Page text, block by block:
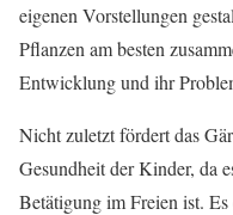
eigenen Vorstellungen
Pflanzen am besten
Entwicklung und ihr
Nicht zuletzt fördert das
Gesundheit der Kinder, da
Betätigung im Freien ist.